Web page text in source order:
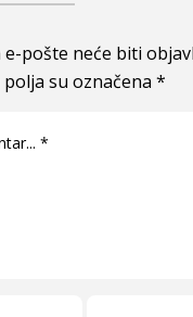
e-pošte neće biti
su označena*